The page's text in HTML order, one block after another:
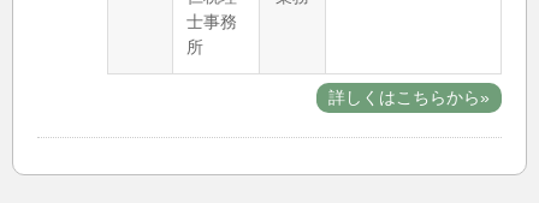
士事務
所
詳しくはこちらから»